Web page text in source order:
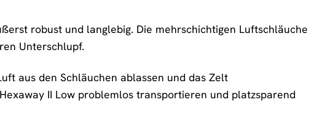
robust und langlebig. Die mehrschichtigen Luftschläuche
Unterschlupf.
aus den Schläuchen ablassen und das Zelt
II Low problemlos transportieren und platzsparend